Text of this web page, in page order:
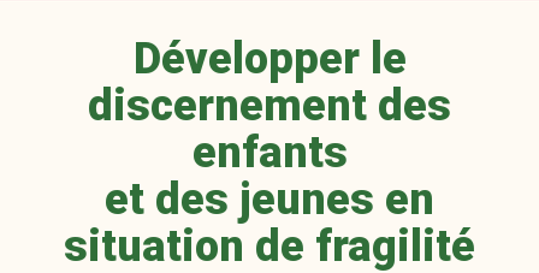
Développer le
discernement des
enfants
et des jeunes en
situation de fragilité